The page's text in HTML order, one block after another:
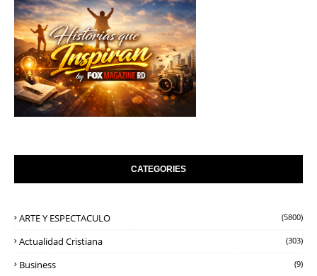
CATEGORIES
ARTE Y ESPECTACULO (5800)
Actualidad Cristiana (303)
Business (9)